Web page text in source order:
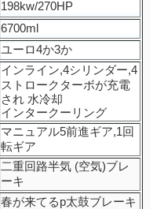
198kw/270HP
6700ml
ユーロ4か3か
インライン,4シリンダー,4
ストローク ターボが充電
され 水冷却
インタークーリング
マニュアル5前進ギア,1回
転ギア
二重回路半気 (空気)ブレ
ーキ
春が来てるp太鼓ブレーキ